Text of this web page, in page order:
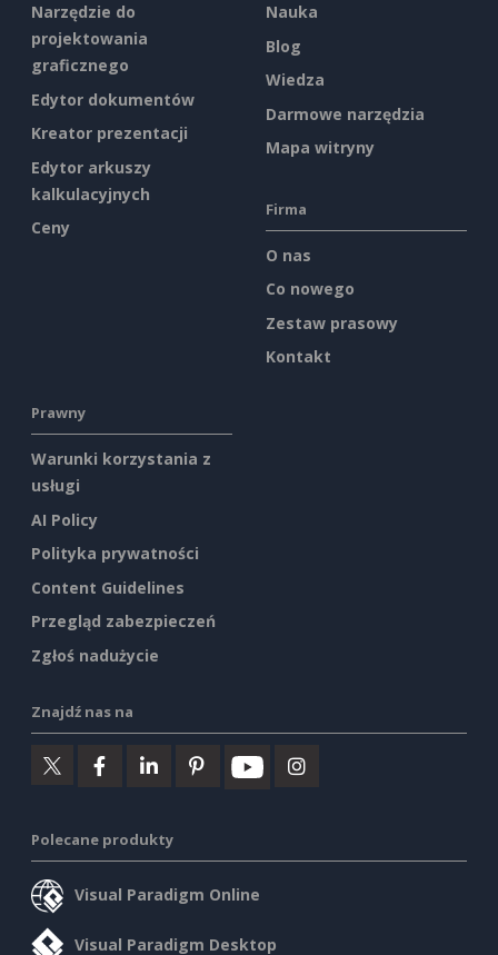
Narzędzie do
projektowania
graficznego
Edytor dokumentów
Kreator prezentacji
Edytor arkuszy
kalkulacyjnych
Ceny
Nauka
Blog
Wiedza
Darmowe narzędzia
Mapa witryny
Firma
O nas
Co nowego
Zestaw prasowy
Kontakt
Prawny
Warunki korzystania z
usługi
AI Policy
Polityka prywatności
Content Guidelines
Przegląd zabezpieczeń
Zgłoś nadużycie
Znajdź nas na
Polecane produkty
Visual Paradigm Online
Visual Paradigm Desktop